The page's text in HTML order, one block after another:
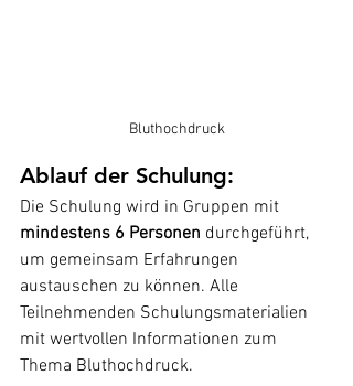
Bluthochdruck
Ablauf der Schulung:
Die Schulung wird in Gruppen mit
mindestens 6 Personen durchgeführt,
um gemeinsam Erfahrungen
austauschen zu können. Alle
Teilnehmenden Schulungsmaterialien
mit wertvollen Informationen zum
Thema Bluthochdruck.